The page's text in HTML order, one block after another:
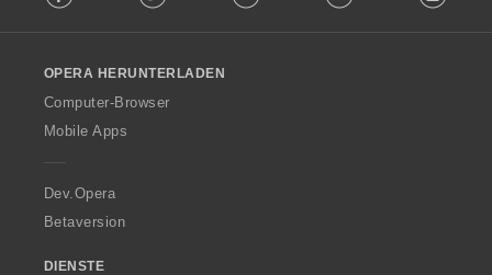
w
O
p
a
OPERA HERUNTERLADEN
Computer-Browser
Mobile Apps
Dev.Opera
Betaversion
DIENSTE